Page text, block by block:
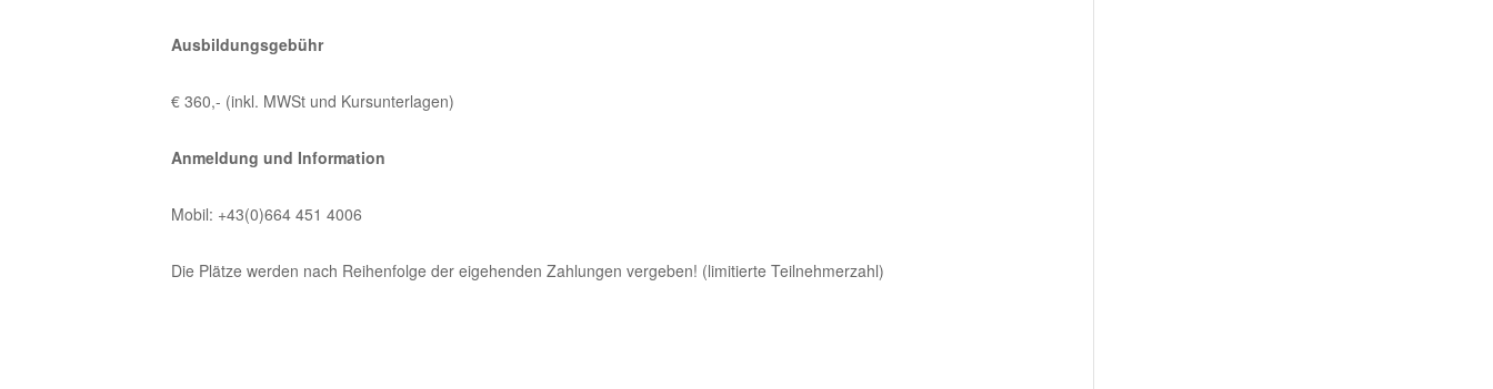
Ausbildungsgebühr
€ 360,- (inkl. MWSt und Kursunterlagen)
Anmeldung und Information
Mobil: +43(0)664 451 4006
Die Plätze werden nach Reihenfolge der eigehenden Zahlungen vergeben! (limitierte Teilnehmerzahl)